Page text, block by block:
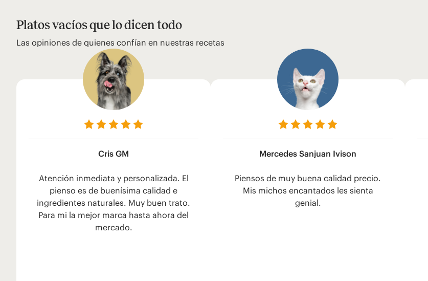
Platos vacíos que lo dicen todo
Las opiniones de quienes confían en nuestras recetas
Cris GM
Atención inmediata y personalizada. El
pienso es de buenísima calidad e
ingredientes naturales. Muy buen trato.
Para mi la mejor marca hasta ahora del
mercado.
Mercedes Sanjuan Ivison
Piensos de muy buena calidad precio.
Mis michos encantados les sienta
genial.